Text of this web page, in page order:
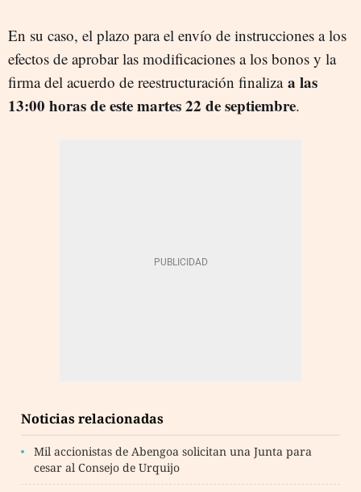
En su caso, el plazo para el envío de instrucciones a los
efectos de aprobar las modificaciones a los bonos y la
firma del acuerdo de reestructuración finaliza a las
13:00 horas de este martes 22 de septiembre.
Noticias relacionadas
Mil accionistas de Abengoa solicitan una Junta para
cesar al Consejo de Urquijo